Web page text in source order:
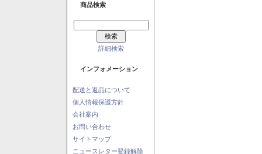
商品検索
詳細検索
インフォメーション
配送と返品について
個人情報保護方針
会社案内
お問い合わせ
サイトマップ
ニュースレター登録解除